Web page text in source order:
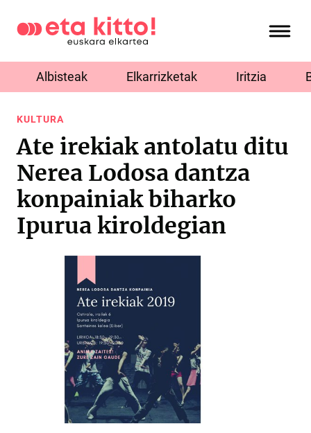
Albisteak Elkarrizketak Iritzia
KULTURA
Ate irekiak antolatu ditu
Nerea Lodosa dantza
konpainiak biharko
Ipurua kiroldegian